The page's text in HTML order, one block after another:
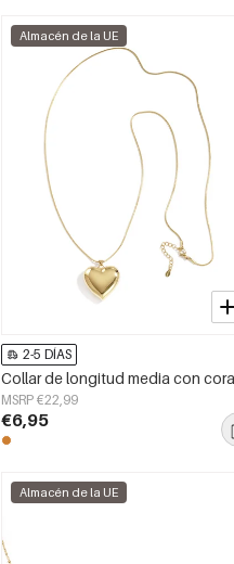
Almacén de la UE
2-5 DÍAS
MSRP €22,99
€6,95
Almacén de la UE